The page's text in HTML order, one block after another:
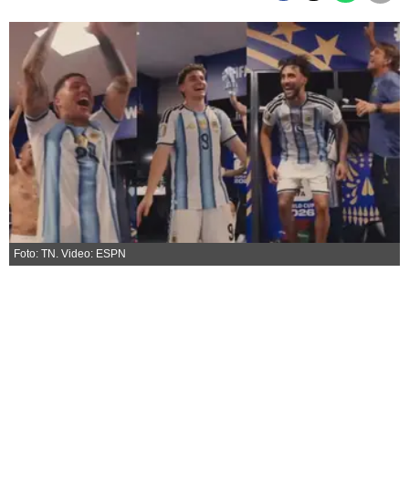
libre
Tecnología
Turismo
Salud
Es viral
El tiempo
Fúnebres
Clasificados
Horóscopo
Suplementos
Servicios
Farmacias
Foto: TN. Video: ESPN